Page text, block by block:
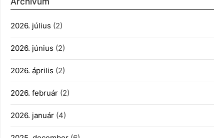
2026. július (2)
2026. június (2)
2026. április (2)
2026. február (2)
2026. január (4)